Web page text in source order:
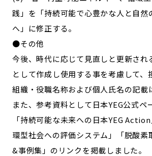
践」を「持続可能で心豊かな人と自然
へ」に修正する。
●その他
今後、時代に応じて見直しと更新され
として作成し使用する事を考慮して、
組織・役職名称および個人氏名の記載
また、参考資料として日本YEG公式ペ
「持続可能な未来への日本YEG
環型社会への評価システム」「脱酸素
&事例集」のリンクを掲載しました。